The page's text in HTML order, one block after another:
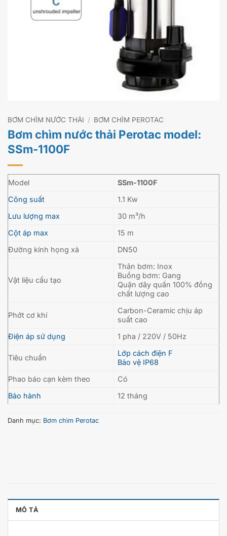
BƠM CHÌM NƯỚC THẢI / BƠM CHÌM PEROTAC
Bơm chìm nước thải Perotac model:
SSm-1100F
Model
SSm-1100F
Công suất
1.1 Kw
Lưu lượng max
30 m³/h
Cột áp max
15 m
Đường kính họng xả
DN50
Vật liệu cấu tạo
Thân bơm: Inox
Buồng bơm: Gang
Quận dây quấn 100% đồng
chất lượng cao
Phớt cơ khí
Carbon-Ceramic chịu áp
suất cao
Điện áp sử dụng
1 pha / 220V / 50Hz
Tiêu chuẩn
Lớp cách điện F
Bảo vệ IP68
Phao báo cạn kèm theo
Có
Bảo hành
12 tháng
Danh mục: Bơm chìm Perotac
MÔ TẢ